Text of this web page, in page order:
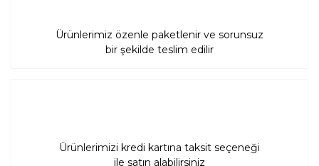
Ürünlerimiz özenle paketlenir ve sorunsuz
bir şekilde teslim edilir
Ürünlerimizi kredi kartına taksit seçeneği
ile satın alabilirsiniz